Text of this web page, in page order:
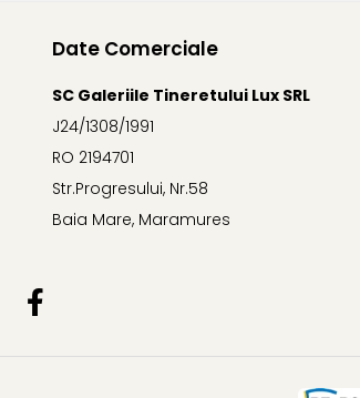
Date Comerciale
SC Galeriile Tineretului Lux SRL
J24/1308/1991
RO 2194701
Str.Progresului, Nr.58
Baia Mare, Maramures